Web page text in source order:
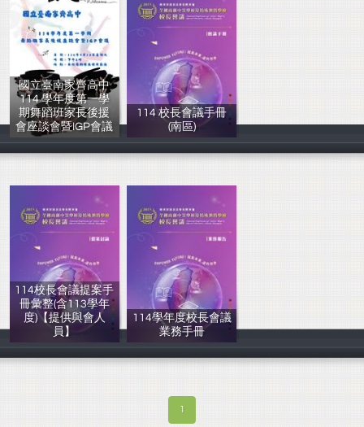
國立臺南家齊高中
114 學年度第一學
期舞蹈班家長後援
會座談會暨IGP會議
管理者
114 校長會議手冊
(南區)
教育部國民及學
114校長會議提案手
冊彙整(含113學年
度)【提供與會人
員】
114學年度校長會議
業務手冊
1